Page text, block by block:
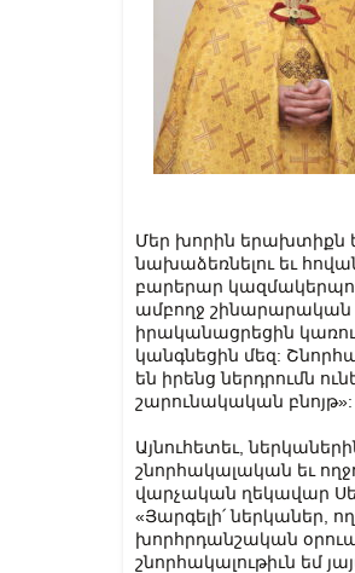
Մեր խորին երախտիքն
նախաձեռնելու եւ
բարերար
ամբողջ շինարարական
իրականացրեցին
կանգնեցին մեզ:
են իրենց ներդրումն
շարունակական բնոյթ»:
Այնուհետեւ,
շնորհակալական եւ
վարչական ղեկավար
«Յարգելի՛ ներկաներ,
խորհրդանշական
շնորհակալութիւն եմ